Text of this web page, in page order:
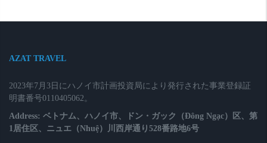
AZAT TRAVEL
2023年7月3日にハノイ市計画投資局により発行された事業登録証
明書番号0110405062。
Address: ベトナム、ハノイ市、ドン・ガック（Đông Ngạc）区、第
1居住区、ニュエ（Nhuệ）川西岸通り528番路地6号